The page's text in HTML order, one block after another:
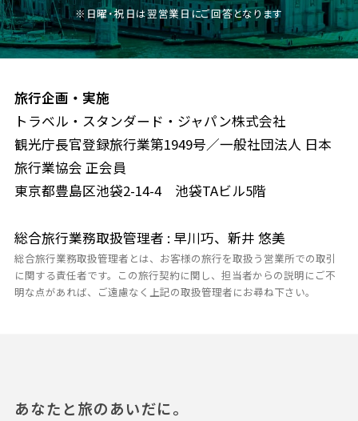
※日曜・祝日は翌営業日にご回答となります
旅行企画・実施
トラベル・スタンダード・ジャパン株式会社
観光庁長官登録旅行業第1949号／一般社団法人 日本
旅行業協会 正会員
東京都豊島区池袋2-14-4 池袋TAビル5階
総合旅行業務取扱管理者 : 早川巧、新井 悠美
総合旅行業務取扱管理者とは、お客様の旅行を取扱う営業所での取引
に関する責任者です。この旅行契約に関し、担当者からの説明にご不
明な点があれば、ご遠慮なく上記の取扱管理者にお尋ね下さい。
あなたと旅のあいだに。